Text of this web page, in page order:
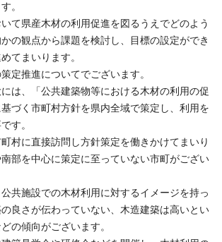
。
て県産木材の利用促進を図るうえでどのよう
の観点から課題を検討し、目標の設定ができ
てまいります。
定推進についてでございます。
は、「公共建築物等における木材の利用の促
づく市町村方針を県内全域で策定し、利用を
す。
村に直接訪問し方針策定を働きかけてまいり
部を中心に策定に至っていない市町がござい
共施設での木材利用に対するイメージを持っ
良さが伝わっていない、木造建築は高いとい
の傾向がございます。